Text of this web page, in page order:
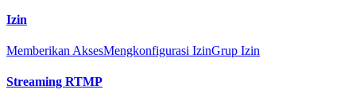
Izin
Memberikan AksesMengkonfigurasi IzinGrup Izin
Streaming RTMP